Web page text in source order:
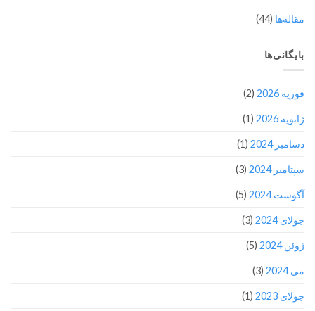
مقاله‌ها (44)
بایگانی‌ها
فوریه 2026 (2)
ژانویه 2026 (1)
دسامبر 2024 (1)
سپتامبر 2024 (3)
آگوست 2024 (5)
جولای 2024 (3)
ژوئن 2024 (5)
می 2024 (3)
جولای 2023 (1)